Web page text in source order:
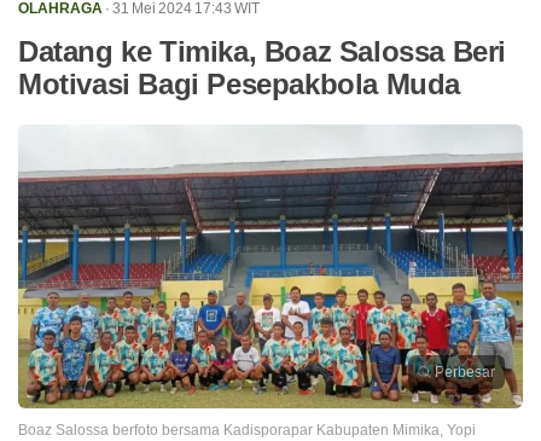
OLAHRAGA · 31 Mei 2024 17:43 WIT
Datang ke Timika, Boaz Salossa Beri
Motivasi Bagi Pesepakbola Muda
Perbesar
Boaz Salossa berfoto bersama Kadisporapar Kabupaten Mimika, Yopi